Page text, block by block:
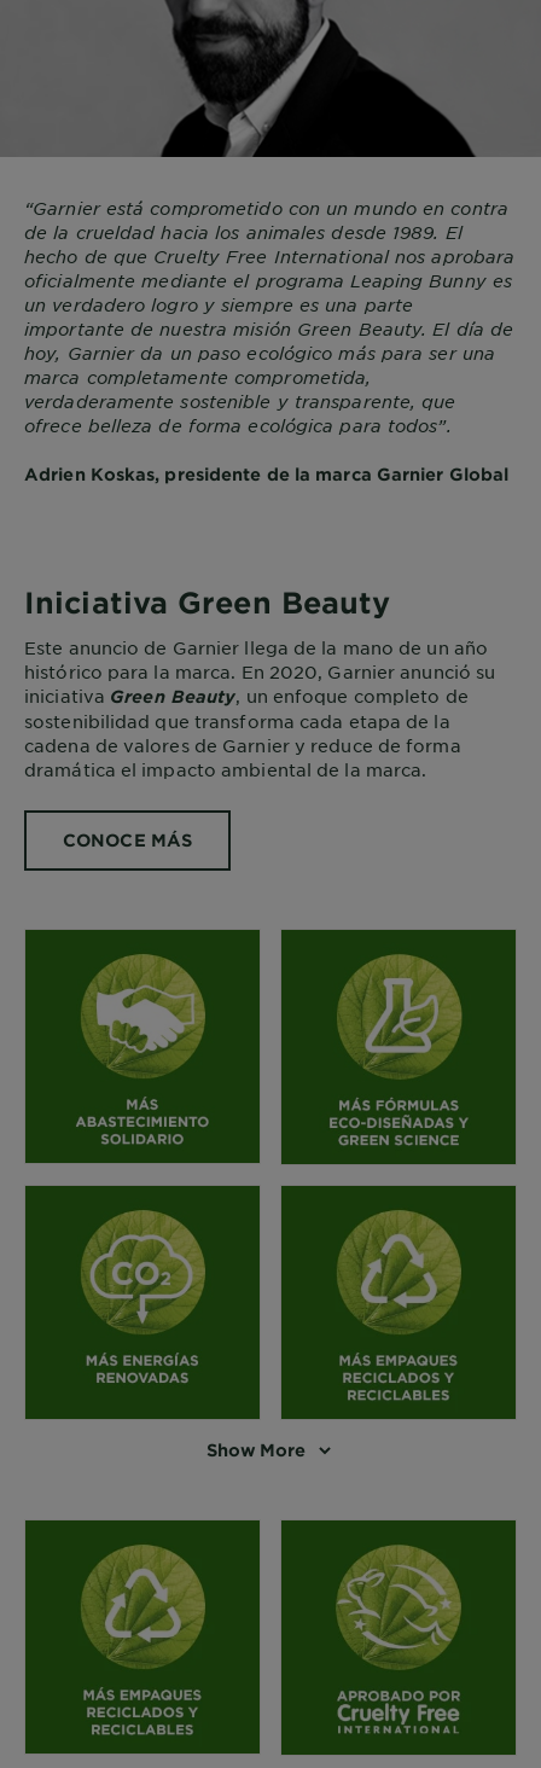
“Garnier está comprometido con un mundo en contra
de la crueldad hacia los animales desde 1989. El
hecho de que Cruelty Free International nos aprobara
oficialmente mediante el programa Leaping Bunny es
un verdadero logro y siempre es una parte
importante de nuestra misión Green Beauty. El día de
hoy, Garnier da un paso ecológico más para ser una
marca completamente comprometida,
verdaderamente sostenible y transparente, que
ofrece belleza de forma ecológica para todos”.
Adrien Koskas, presidente de la marca Garnier Global
Iniciativa Green Beauty
Este anuncio de Garnier llega de la mano de un año
histórico para la marca. En 2020, Garnier anunció su
iniciativa Green Beauty , un enfoque completo de
sostenibilidad que transforma cada etapa de la
cadena de valores de Garnier y reduce de forma
dramática el impacto ambiental de la marca.
CONOCE MÁS
Show More